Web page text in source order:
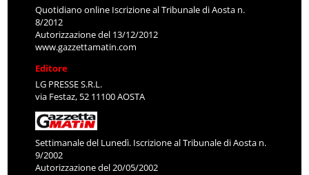
Quotidiano online Iscrizione al Tribunale di Aosta n.
8/2012
Autorizzazione del 13/12/2012
www.gazzettamatin.com
Editore
LG PRESSE S.R.L.
via Festaz, 52 11100 AOSTA
Settimanale del Lunedì. Iscrizione al Tribunale di Aosta n.
9/2002
Autorizzazione del 20/05/2002